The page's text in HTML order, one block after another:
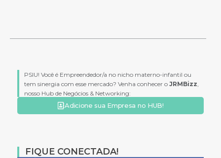
PSIU! Você é Empreendedor/a no nicho materno-infantil ou
tem sinergia com esse mercado? Venha conhecer o JRMBizz,
nosso Hub de Negócios & Networking:
Adicione sua Empresa no HUB!
FIQUE CONECTADA!